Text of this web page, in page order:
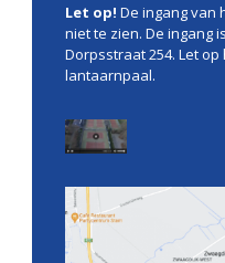
Let op! De ingang van
niet te zien. De ingang
Dorpsstraat 254. Let
lantaarnpaal.